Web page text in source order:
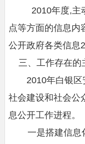
2010年度,主动
点等方面的信息内
公开政府各类信息
三、工作存在的
2010年白银区安
社会建设和社会公
息公开工作进程。
一是搭建信息化